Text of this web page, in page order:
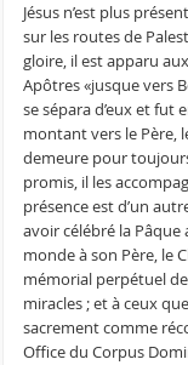
Jésus n’est plus
sur les routes de
gloire, il est apparu
Apôtres «jusque vers
se sépara d’eux et fut
montant vers le Père,
demeure pour
promis, il les
présence est d’un
avoir célébré la Pâque
monde à son Père, le
mémorial perpétuel
miracles ; et à ceux
sacrement comme
Office du Corpus